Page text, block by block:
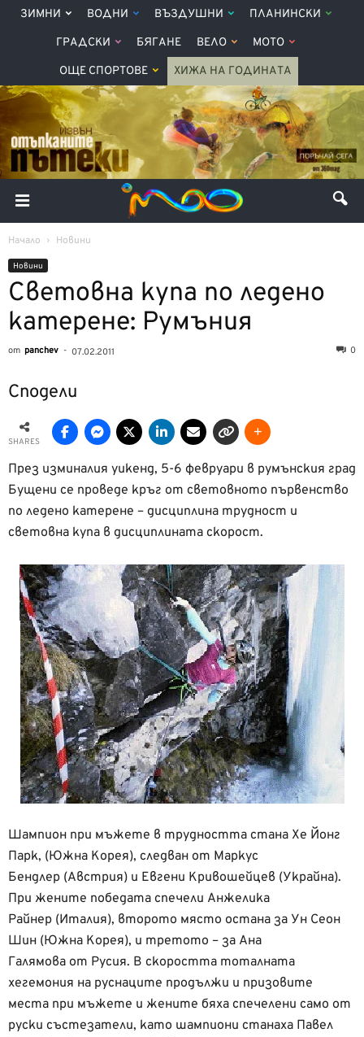
ЗИМНИ ВОДНИ ВЪЗДУШНИ ПЛАНИНСКИ
ГРАДСКИ БЯГАНЕ ВЕЛО МОТО
ОЩЕ СПОРТОВЕ ХИЖА НА ГОДИНАТА
Начало Новини
Новини
Световна купа по ледено
катерене: Румъния
от panchev - 07.02.2011 0
Сподели
SHARES
През изминалия уикенд, 5-6 февруари в румънския град
Бущени се проведе кръг от световното първенство
по ледено катерене – дисциплина трудност и
световна купа в дисциплината скорост.
Шампион при мъжете в трудността стана Хе Йонг
Парк, (Южна Корея), следван от Маркус
Бендлер (Австрия) и Евгени Кривошейцев (Украйна).
При жените победата спечели Анжелика
Райнер (Италия), второто място остана за Ун Сеон
Шин (Южна Корея), и третото – за Ана
Галямова от Русия. В скоростта тоталната
хегемония на руснаците продължи и призовите
места при мъжете и жените бяха спечелени само от
руски състезатели, като шампиони станаха Павел